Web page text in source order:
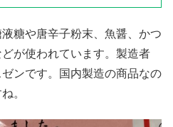
糖や唐辛子粉末、魚醤、かつ
が使われています。製造者
ンです。国内製造の商品なの
。